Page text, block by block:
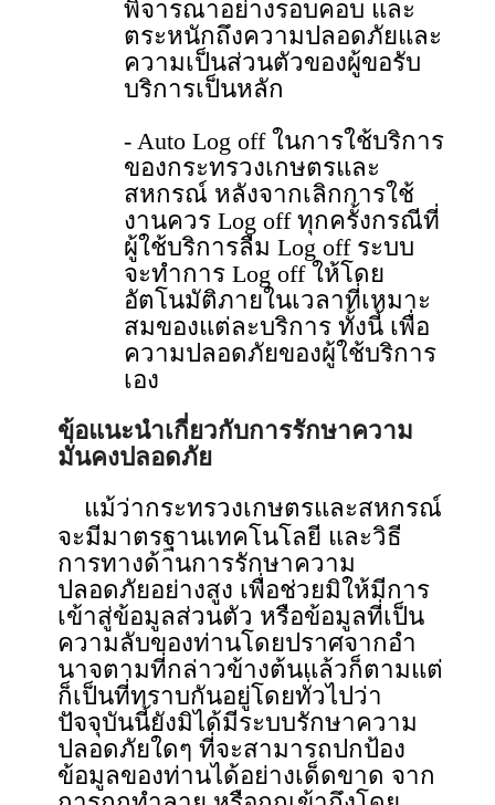
พิจารณาอย่างรอบคอบ และ
ตระหนักถึงความปลอดภัยและ
ความเป็นส่วนตัวของผู้ขอรับ
บริการเป็นหลัก
- Auto Log off ในการใช้บริการ
ของกระทรวงเกษตรและ
สหกรณ์ หลังจากเลิกการใช้
งานควร Log off ทุกครั้งกรณีที่
ผู้ใช้บริการลืม Log off ระบบ
จะทําการ Log off ให้โดย
อัตโนมัติภายในเวลาที่เหมาะ
สมของแต่ละบริการ ทั้งนี้ เพื่อ
ความปลอดภัยของผู้ใช้บริการ
เอง
ข้อแนะนําเกี่ยวกับการรักษาความ
มั่นคงปลอดภัย
แม้ว่ากระทรวงเกษตรและสหกรณ์
จะมีมาตรฐานเทคโนโลยี และวิธี
การทางด้านการรักษาความ
ปลอดภัยอย่างสูง เพื่อช่วยมิให้มีการ
เข้าสู่ข้อมูลส่วนตัว หรือข้อมูลที่เป็น
ความลับของท่านโดยปราศจากอํา
นาจตามที่กล่าวข้างต้นแล้วก็ตามแต่
ก็เป็นที่ทราบกันอยู่โดยทั่วไปว่า
ปัจจุบันนี้ยังมิได้มีระบบรักษาความ
ปลอดภัยใดๆ ที่จะสามารถปกป้อง
ข้อมูลของท่านได้อย่างเด็ดขาด จาก